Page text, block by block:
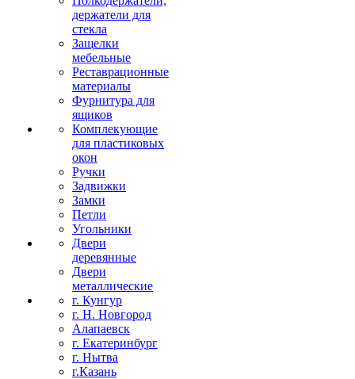
держатели для
стекла
Защелки
мебельные
Реставрационные
материалы
Фурнитура для
ящиков
Комплекующие
для пластиковых
окон
Ручки
Задвижки
Замки
Петли
Угольники
Двери
деревянные
Двери
металлические
г. Кунгур
г. Н. Новгород
Алапаевск
г. Екатеринбург
г. Нытва
г.Казань